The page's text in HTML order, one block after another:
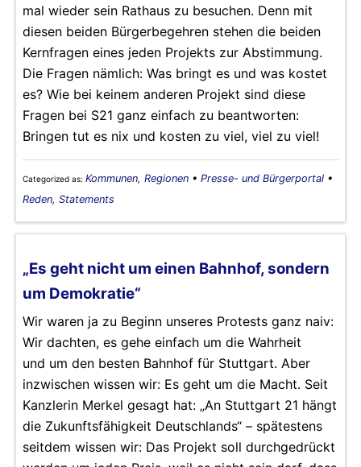
mal wieder sein Rathaus zu besuchen. Denn mit
diesen beiden Bürgerbegehren stehen die beiden
Kernfragen eines jeden Projekts zur Abstimmung.
Die Fragen nämlich: Was bringt es und was kostet
es? Wie bei keinem anderen Projekt sind diese
Fragen bei S21 ganz einfach zu beantworten:
Bringen tut es nix und kosten zu viel, viel zu viel!
Categorized as: Kommunen, Regionen • Presse- und Bürgerportal •
Reden, Statements
„Es geht nicht um einen Bahnhof, sondern
um Demokratie“
Wir waren ja zu Beginn unseres Protests ganz naiv:
Wir dachten, es gehe einfach um die Wahrheit
und um den besten Bahnhof für Stuttgart. Aber
inzwischen wissen wir: Es geht um die Macht. Seit
Kanzlerin Merkel gesagt hat: „An Stuttgart 21 hängt
die Zukunftsfähigkeit Deutschlands“ – spätestens
seitdem wissen wir: Das Projekt soll durchgedrückt